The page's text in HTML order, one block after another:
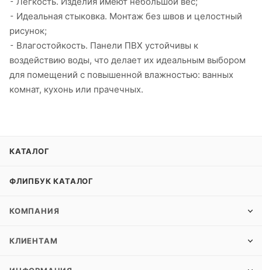
⁃ Идеальная стыковка. Монтаж без швов и целостный
рисунок;
⁃ Влагостойкость. Панели ПВХ устойчивы к
воздействию воды, что делает их идеальным выбором
для помещений с повышенной влажностью: ванных
комнат, кухонь или прачечных.
КАТАЛОГ
ФЛИПБУК КАТАЛОГ
КОМПАНИЯ
КЛИЕНТАМ